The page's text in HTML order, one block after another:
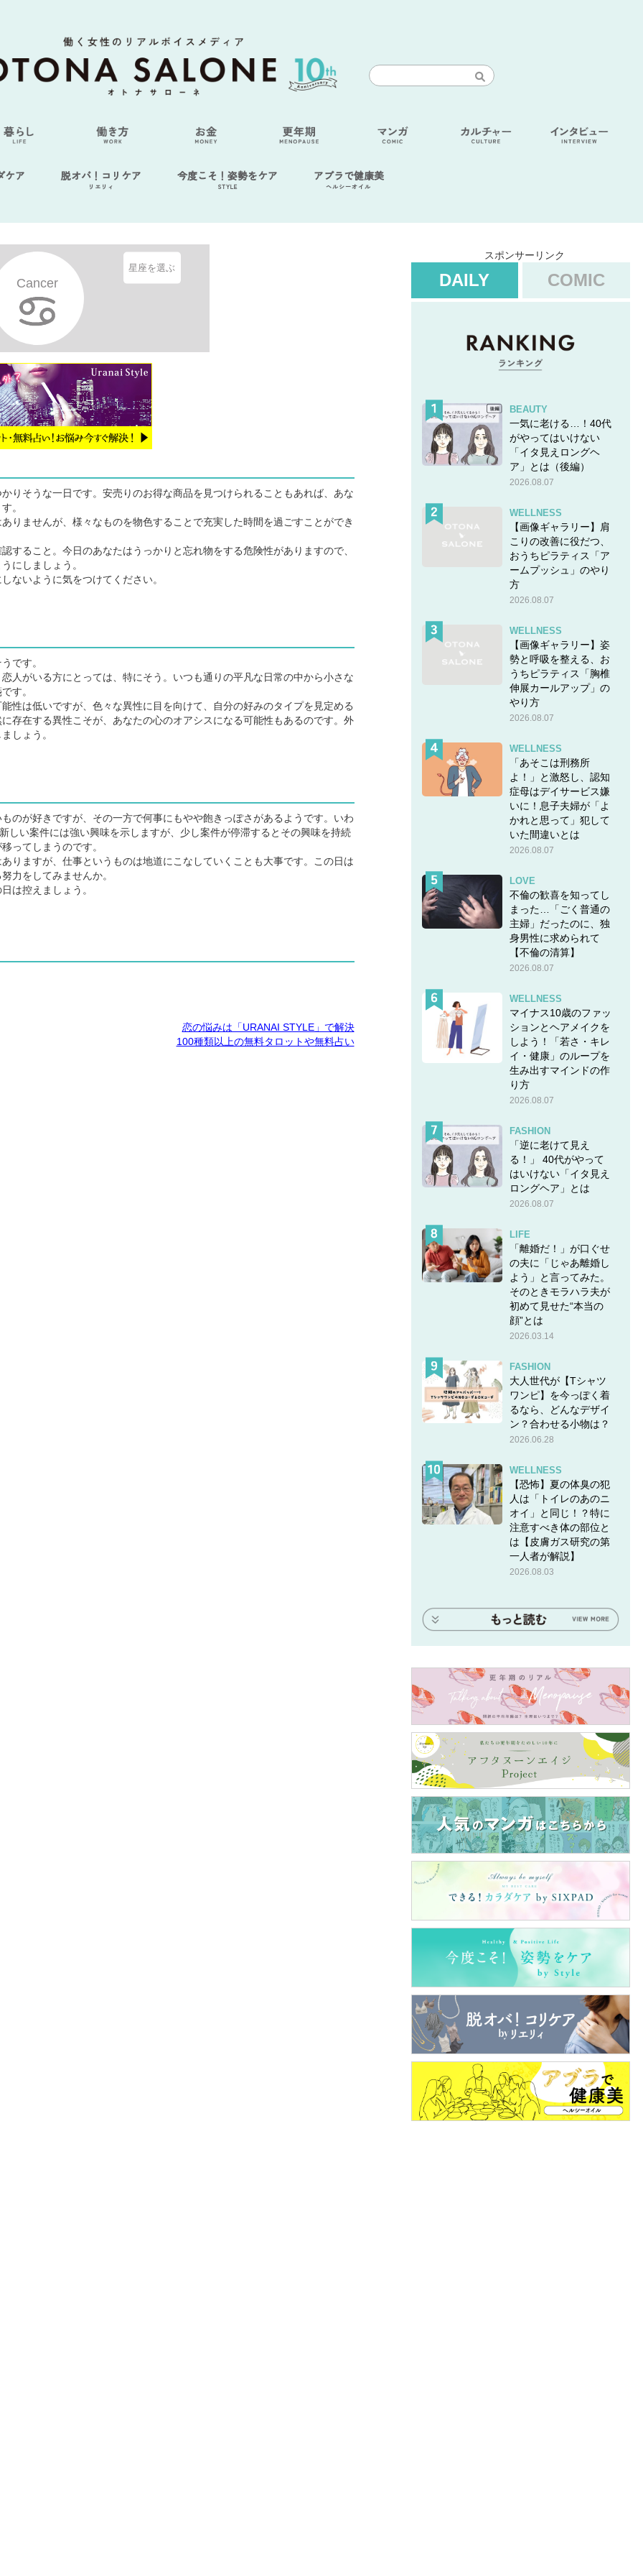
ケア 脱オバ！コリケア
リエリィ
今度こそ！姿勢をケア
STYLE
アブラで健康美
ヘルシーオイル
Cancer
星座を選ぶ
そうな一日です。安売りのお得な商品を見つけられることもあれば、あな
。
ませんが、様々なものを物色することで充実した時間を過ごすことができ
ること。今日のあなたはうっかりと忘れ物をする危険性がありますので、
にしましょう。
いように気をつけてください。
です。
がいる方にとっては、特にそう。いつも通りの平凡な日常の中から小さな
す。
は低いですが、色々な異性に目を向けて、自分の好みのタイプを見定める
存在する異性こそが、あなたの心のオアシスになる可能性もあるのです。外
しょう。
が好きですが、その一方で何事にもやや飽きっぽさがあるようです。いわ
しい案件には強い興味を示しますが、少し案件が停滞するとその興味を持続
ってしまうのです。
ますが、仕事というものは地道にこなしていくことも大事です。この日は
力をしてみませんか。
は控えましょう。
恋の悩みは「URANAI STYLE」で解決
100種類以上の無料タロットや無料占い
スポンサーリンク
DAILY COMIC
BEAUTY
一気に老ける…！40代
がやってはいけない
「イタ見えロングヘ
ア」とは（後編）
2026.08.07
WELLNESS
【画像ギャラリー】肩
こりの改善に役だつ、
おうちピラティス「ア
ームプッシュ」のやり
方
2026.08.07
WELLNESS
【画像ギャラリー】姿
勢と呼吸を整える、お
うちピラティス「胸椎
伸展カールアップ」の
やり方
2026.08.07
WELLNESS
「あそこは刑務所
よ！」と激怒し、認知
症母はデイサービス嫌
いに！息子夫婦が「よ
かれと思って」犯して
いた間違いとは
2026.08.07
LOVE
不倫の歓喜を知ってし
まった…「ごく普通の
主婦」だったのに、独
身男性に求められて
【不倫の清算】
2026.08.07
WELLNESS
マイナス10歳のファッ
ションとヘアメイクを
しよう！「若さ・キレ
イ・健康」のループを
生み出すマインドの作
り方
2026.08.07
FASHION
「逆に老けて見え
る！」 40代がやって
はいけない「イタ見え
ロングヘア」とは
2026.08.07
LIFE
「離婚だ！」が口ぐせ
の夫に「じゃあ離婚し
よう」と言ってみた。
そのときモラハラ夫が
初めて見せた“本当の
顔”とは
2026.03.14
FASHION
大人世代が【Tシャツ
ワンピ】を今っぽく着
るなら、どんなデザイ
ン？合わせる小物は？
2026.06.28
WELLNESS
【恐怖】夏の体臭の犯
人は「トイレのあのニ
オイ」と同じ！？特に
注意すべき体の部位と
は【皮膚ガス研究の第
一人者が解説】
2026.08.03